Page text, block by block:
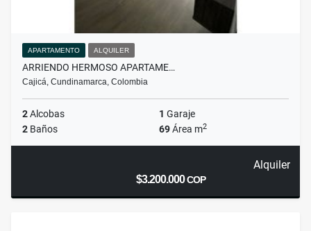
APARTAMENTO ALQUILER
ARRIENDO HERMOSO APARTAME…
Cajicá, Cundinamarca, Colombia
2Alcobas 1 Garaje
2 Baños 69Área m2
Alquiler
$3.200.000COP